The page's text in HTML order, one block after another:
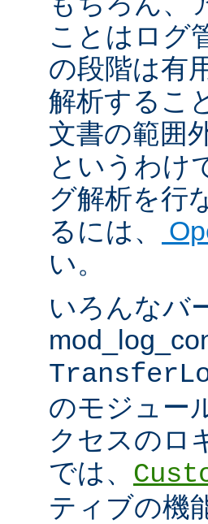
ことはログ
の段階は有
解析するこ
文書の範囲
というわけ
グ解析を行
るには、
い。
いろんなバ
のモジュー
クセスのロ
では、
ティブの機